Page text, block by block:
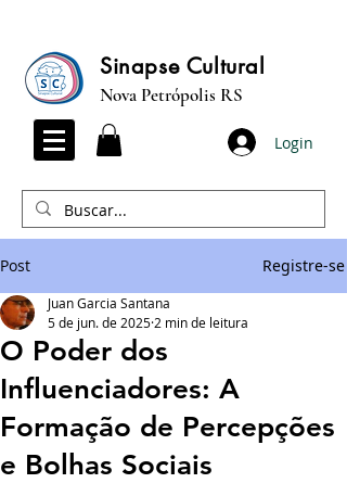
Sinapse Cultural
Nova Petrópolis RS
Login
Post Registre-se
O Poder dos
Influenciadores: A
Formação de Percepções
e Bolhas Sociais
Juan Garcia Santana
5 de jun. de 2025 2 min de leitura